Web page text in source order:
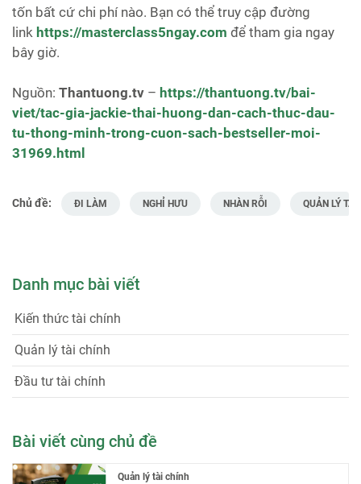
tốn bất cứ chi phí nào. Bạn có thể truy cập đường
link https://masterclass5ngay.com để tham gia ngay
bây giờ.
Nguồn: Thantuong.tv – https://thantuong.tv/bai-
viet/tac-gia-jackie-thai-huong-dan-cach-thuc-dau-
tu-thong-minh-trong-cuon-sach-bestseller-moi-
31969.html
Chủ đề: ĐI LÀM NGHỈ HƯU NHÀN RỖI QUẢN LÝ TÀI
Danh mục bài viết
Kiến thức tài chính
Quản lý tài chính
Đầu tư tài chính
Bài viết cùng chủ đề
Quản lý tài chính